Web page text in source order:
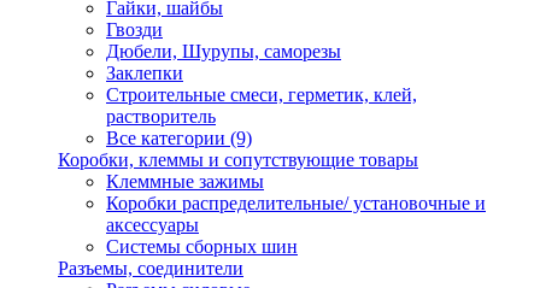
Гайки, шайбы
Гвозди
Дюбели, Шурупы, саморезы
Заклепки
Строительные смеси, герметик, клей,
растворитель
Все категории (9)
Коробки, клеммы и сопутствующие товары
Клеммные зажимы
Коробки распределительные/ установочные и
аксессуары
Системы сборных шин
Разъемы, соединители